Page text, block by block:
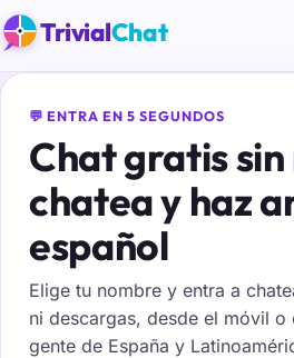
TrivialChat
💬 ENTRA EN 5 SEGUNDOS
Chat gratis
chatea y haz
español
Elige tu nombre y entra a
ni descargas, desde el móvil
gente de España y